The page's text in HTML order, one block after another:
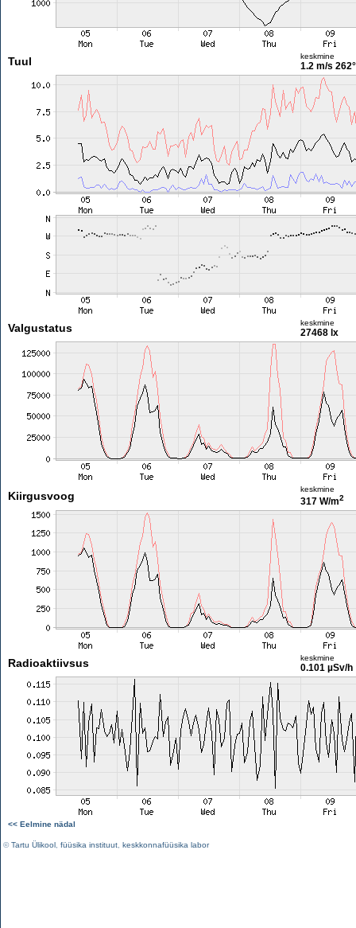
Tuul keskmine
1.2 m/s 262°
Valgustatus keskmine
27468 lx
Kiirgusvoog
keskmine
317 W/m2
Radioaktiivsus keskmine
0.101 µSv/h
<< Eelmine nädal
©Tartu Ülikool füüsika instituut keskkonnafüüsika labor